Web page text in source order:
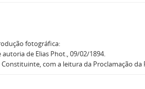
fotográfica:
de Elias Phot., 09/02/1894.
com a leitura da Proclamação da